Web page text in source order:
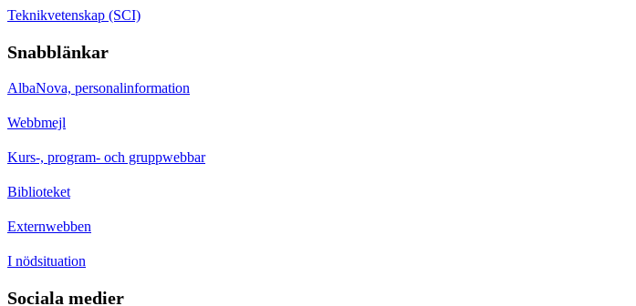
Teknikvetenskap (SCI)
Snabblänkar
AlbaNova, personalinformation
Webbmejl
Kurs-, program- och gruppwebbar
Biblioteket
Externwebben
I nödsituation
Sociala medier